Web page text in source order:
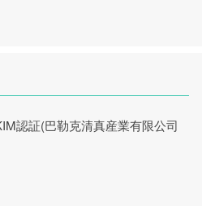
認証(巴勒克清真産業有限公司